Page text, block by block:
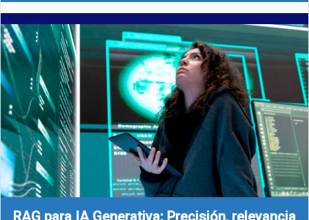
RAG para IA Generativa: Precisión, relevancia